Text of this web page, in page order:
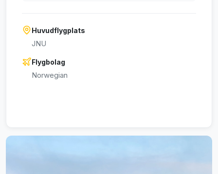
Huvudflygplats
JNU
Flygbolag
Norwegian